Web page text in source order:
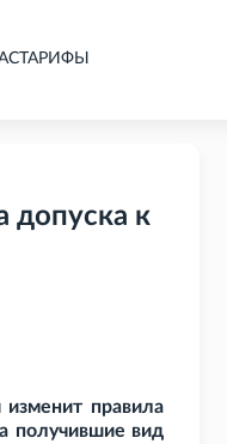
ТАРИФЫ
допуска к
правила
получившие вид